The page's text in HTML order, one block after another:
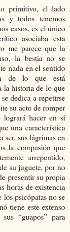
primitivo, el lado
y todos tenemos
casos, es el único
asociaba esta
me parece que la
la bestia no se
nada en el sentido
de lo que está
la historia de lo que
dedica a repetirse
su acto de romper
logrará hacer en sí
una característica
ser, sus lágrimas en
la compasión que
arrepentido,
su juguete, por no
presentir su propia
horas de existencia
psicópatas no se
tiene este extenso
“guapos” para